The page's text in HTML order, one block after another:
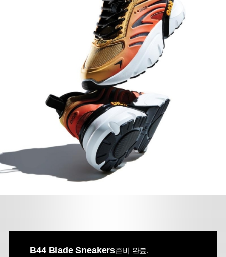
B44 Blade Sneakers준비 완료.